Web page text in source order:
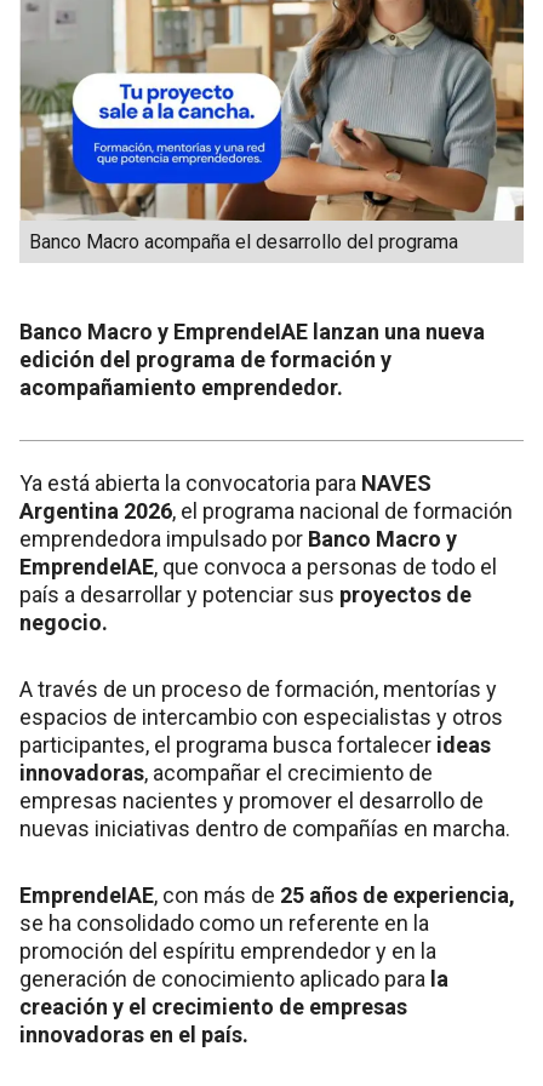
Banco Macro acompaña el desarrollo del programa
Banco Macro y EmprendeIAE lanzan una nueva
edición del programa de formación y
acompañamiento emprendedor.
Ya está abierta la convocatoria para NAVES
Argentina 2026, el programa nacional de formación
emprendedora impulsado por Banco Macro y
EmprendeIAE, que convoca a personas de todo el
país a desarrollar y potenciar sus proyectos de
negocio.
A través de un proceso de formación, mentorías y
espacios de intercambio con especialistas y otros
participantes, el programa busca fortalecer ideas
innovadoras, acompañar el crecimiento de
empresas nacientes y promover el desarrollo de
nuevas iniciativas dentro de compañías en marcha.
EmprendeIAE, con más de 25 años de experiencia,
se ha consolidado como un referente en la
promoción del espíritu emprendedor y en la
generación de conocimiento aplicado para la
creación y el crecimiento de empresas
innovadoras en el país.